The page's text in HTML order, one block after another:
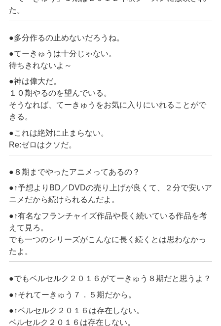
た。
●多分作るの止めないだろうね。
●てーきゅうは十分じゃない。
待ちきれないよ～
●神は偉大だ。
１０期やるのを望んでいる。
そうなれば、てーきゅうをお気に入りにいれることがで
きる。
●これは絶対に止まらない。
Re:ゼロはクソだ。
●８期までやったアニメってあるの？
●↑予想よりBD／DVDの売り上げが良くて、２分で安いア
ニメだから続けられるんだよ。
●↑有名なフランチャイズ作品や長く続いている作品を考
えて見ろ。
でも一つのシリーズがこんなに長く続くとは思わなかっ
たよ。
●でもベルセルク２０１６がてーきゅう８期だと思うよ？
●↑それてーきゅう７．５期だから。
●↑ベルセルク２０１６は存在しない。
ベルセルク２０１６は存在しない。